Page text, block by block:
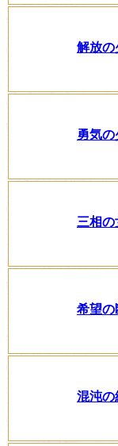
解放の
勇気
三相
希望の
混沌の